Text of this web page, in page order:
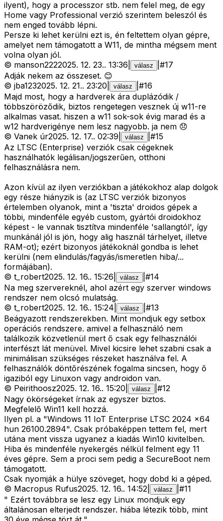
ilyent), hogy a processzor stb. nem felel meg, de egy
Home vagy Professional verzió szerintem beleszól és
nem enged tovább lépni.
Persze ki lehet kerülni ezt is, én feltettem olyan gépre,
amelyet nem támogatott a W11, de mintha mégsem ment
volna olyan jól.
© manson2222025. 12. 23.. 13:36 válasz #17
Adják nekem az összeset. 😊
© jba1232025. 12. 21.. 23:20 válasz #16
Majd most, hogy a hardverek ára duplázódik /
többszöröződik, biztos rengetegen vesznek új w11-re
alkalmas vasat. hiszen a w11 sok-sok évig marad és a
w12 hardverigénye nem lesz nagyobb. ja nem 😞
© Vanek úr2025. 12. 17.. 02:39 válasz #15
Az LTSC (Enterprise) verziók csak cégeknek
használhatók legálisan/jogszerűen, otthoni
felhasználásra nem.
Azon kívül az ilyen verziókban a játékokhoz alap dolgok
egy része hiányzik is (az LTSC verziók bizonyos
értelemben olyanok, mint a 'tiszta' droidos gépek a
többi, mindenféle egyéb custom, gyártói droidokhoz
képest - le vannak tisztítva mindenféle 'sallangtól', így
munkánál jól is jön, hogy alig használ tárhelyet, illetve
RAM-ot); ezért bizonyos játékoknál gondba is lehet
kerülni (nem elindulás/fagyás/ismeretlen hiba/...
formájában).
© t_robert2025. 12. 16.. 15:26 válasz #14
Na meg szervereknél, ahol azért egy szerver windows
rendszer nem olcsó mulatság.
© t_robert2025. 12. 16.. 15:24 válasz #13
Beágyazott rendszerekben. Mint mondjuk egy setbox
operációs rendszere. amivel a felhasználó nem
találkozik közvetlenül mert ő csak egy felhasználói
interfészt lát menüvel. Mivel kicsire lehet szabni csak a
minimálisan szükséges részeket használva fel. A
felhasználók döntőrészének fogalma sincsen, hogy ő
igaziból egy Linuxon vagy androidon van.
© Peirithoosz2025. 12. 16.. 15:20 válasz #12
Nagy ökörségeket írnak az egyszer biztos.
Megfelelő Win11 kell hozzá.
Ilyen pl. a "Windows 11 IoT Enterprise LTSC 2024 x64
hun 26100.2894". Csak próbaképpen tettem fel, mert
utána ment vissza ugyanez a kiadás Win10 kivitelben.
Hiba és mindenféle nyekergés nélkül felment egy 11
éves gépre. Sem a proci sem pedig a SecureBoot nem
támogatott.
Csak nyomják a hülye szöveget, hogy dobd ki a géped.
© Macropus Rufus2025. 12. 16.. 14:52 válasz #11
" Ezért továbbra se lesz egy Linux mondjuk egy
általánosan elterjedt rendszer. hiába létezik több, mint